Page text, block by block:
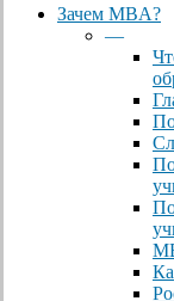
Close
Зачем MBA?
—